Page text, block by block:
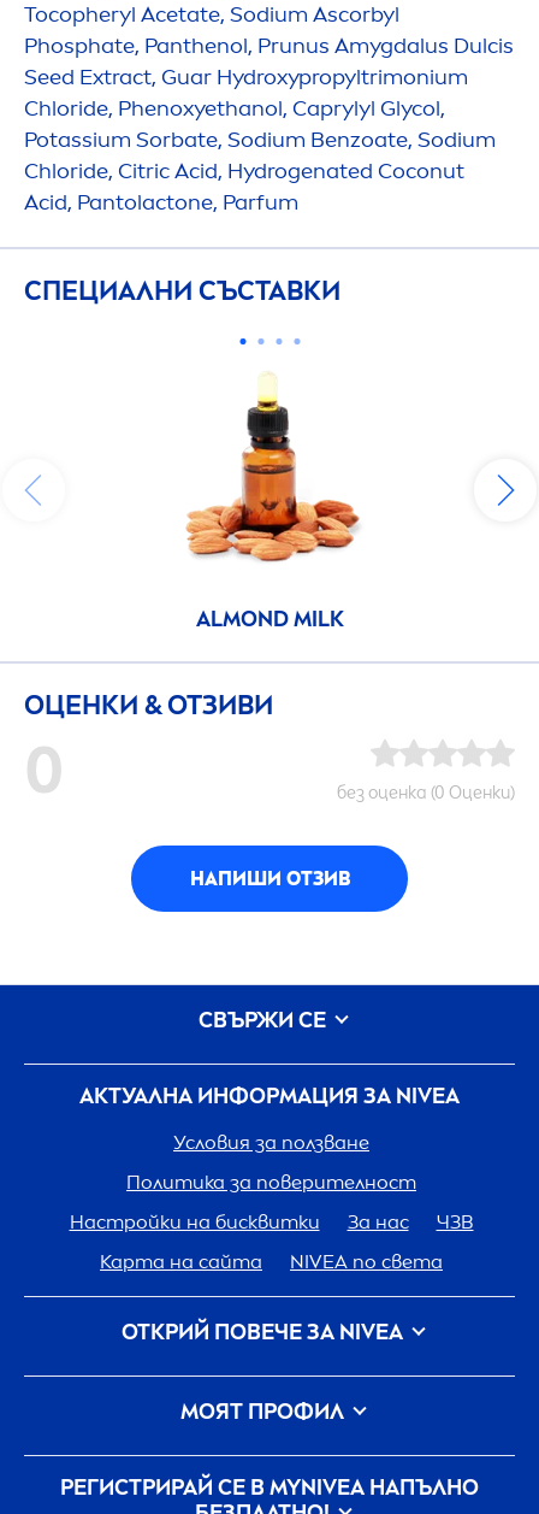
Tocopheryl Acetate, Sodium Ascorbyl
Phosphate, Panthenol, Prunus Amygdalus Dulcis
Seed Extract, Guar Hydroxypropyltrimonium
Chloride, Phenoxyethanol, Caprylyl Glycol,
Potassium Sorbate, Sodium Benzoate, Sodium
Chloride, Citric Acid, Hydrogenated Coconut
Acid, Pantolactone, Parfum
СПЕЦИАЛНИ СЪСТАВКИ
ALMOND MILK
ОЦЕНКИ & ОТЗИВИ
0 без оценка (0 Оценки)
НАПИШИ ОТЗИВ
АКТУАЛНА ИНФОРМАЦИЯ ЗА NIVEA
Условия за ползване
Политика за поверителност
Настройки на бисквитки
За нас
ЧЗВ
Карта на сайта
NIVEA по света
ОТКРИЙ ПОВЕЧЕ ЗА NIVEA
Кариера Грижа наNIVEAза планетата
Свържи се с нас
МОЯТ ПРОФИЛ
Вход myNIVEA
РЕГИСТРИРАЙ СЕ В MYNIVEA НАПЪЛНО
СВЪРЖИ СЕ